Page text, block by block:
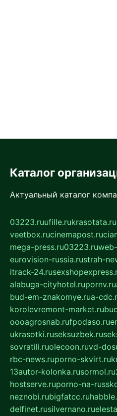
Каталог
Актуальный каталог
03223.ruufille.rukrasotata.ru
veetbox.rucinemapost.ru
mega-press.ru03223.ru
eurovision-russia.rustrah-
itrack-24.ru
alabuga-cityhotel.rupornv.ru
bud-em-znakomye.rua-
korolevremont-market.ru
oooagrosnab.rufpodaso.ru
ukrasotki.ruseksuzbek.ru
sovratili.ruolecoon.ruvd-
rbc-news.ruporno-skvirt.ru
13autor-kolonka.rusormol.ru
hostserve.ruporno-na-
neznobi.rubigfatcc.ru
delfinet.rusilvernano.ru